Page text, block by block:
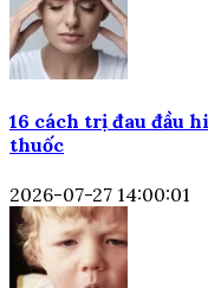
16 cách trị đau đầu
thuốc
2026-07-27 14:00:01